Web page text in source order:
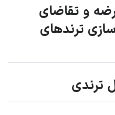
و تقاضای
ترندهای
ترندی